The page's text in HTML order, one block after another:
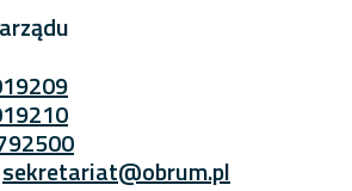
sekretariat@obrum.pl